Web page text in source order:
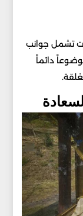
تشمل جوانب
دائماً